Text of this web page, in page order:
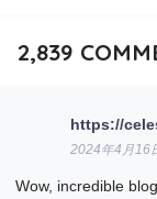
2,839
https://
2024年4月16
Wow, incredible